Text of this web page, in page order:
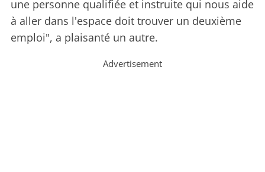
une personne qualifiée et instruite qui nous aide
à aller dans l'espace doit trouver un deuxième
emploi", a plaisanté un autre.
Advertisement